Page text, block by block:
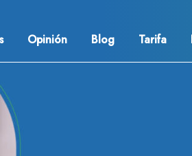
Opinión Blog Tarifa